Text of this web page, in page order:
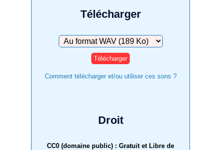
Télécharger
Télécharger
Comment télécharger et/ou utiliser ces sons ?
Droit
CC0 (domaine public) : Gratuit et Libre de